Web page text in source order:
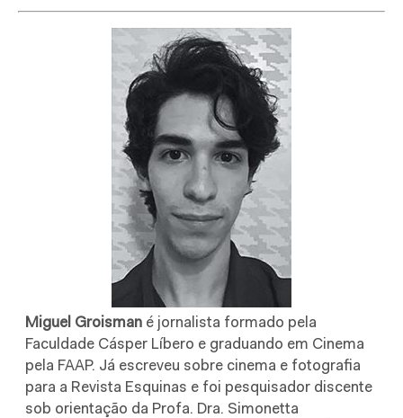
Miguel Groisman é jornalista formado pela
Faculdade Cásper Líbero e graduando em Cinema
pela FAAP. Já escreveu sobre cinema e fotografia
para a Revista Esquinas e foi pesquisador discente
sob orientação da Profa. Dra. Simonetta